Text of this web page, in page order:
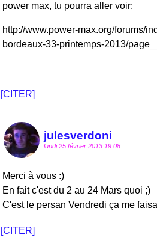
power max, tu pourra aller voir:
http://www.power-max.org/forums/
bordeaux-33-printemps-2013/
[CITER]
julesverdoni
lundi 25 février 2013 19:08
Merci à vous :)
En fait c'est du 2 au 24 Mars quoi ;)
C'est le persan Vendredi ça me
[CITER]